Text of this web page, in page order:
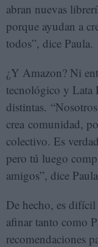
abran nuevas
porque ayudan a
todos”, dice Paula.
¿Y Amazon? Ni
tecnológico y Lata
distintas.
crea comunidad,
colectivo. Es
pero tú luego
amigos”, dice
De hecho, es
afinar tanto como
recomendaciones